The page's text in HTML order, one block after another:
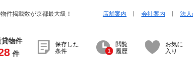
件掲載数が京都最大級！ 店舗案内 会社案内 法
物件
件
保存した
条件
1
閲覧
履歴
お気に
入り